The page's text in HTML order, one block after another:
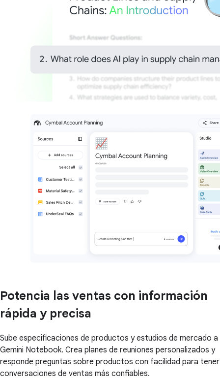
Potencia las ventas con información
rápida y precisa
Sube especificaciones de productos y estudios de mercado a
Gemini Notebook. Crea planes de reuniones personalizados y
responde preguntas sobre productos con facilidad para tener
conversaciones de ventas más confiables.